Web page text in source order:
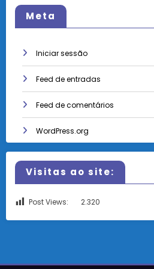
Meta
Iniciar sessão
Feed de entradas
Feed de comentários
WordPress.org
Visitas ao site:
Post Views: 2.320